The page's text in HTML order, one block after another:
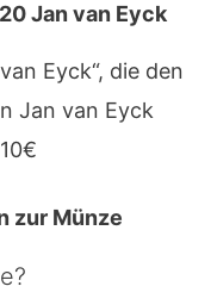
Jan van Eyck
Eyck“, die den
Jan van Eyck
zur Münze